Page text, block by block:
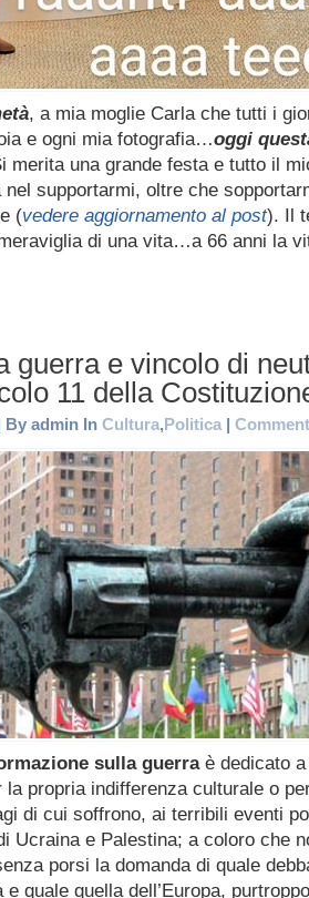
, a mia moglie Carla che tutti i
e ogni mia fotografia…oggi
merita una grande festa e tutto il
supportarmi, oltre che
(vedere aggiornamento al post). Il
di una vita…a 66 anni la
guerra e vincolo di
11 della
By admin In Cultura,Politica |
sulla guerraè dedicato a
la propria indifferenza culturale o
di cui soffrono, ai terribili eventi
Ucraina e Palestina; a coloro che
porsi la domanda di quale
e quale quella dell’Europa,